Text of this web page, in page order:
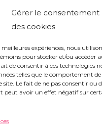
Gérer le consentement
des cookies
expériences, nous
pour stocker et/ou accéder
de consentir à ces technologies
telles que le comportement
site. Le fait de ne pas consentir ou
peut avoir un effet négatif sur
,COELOGYNE
»